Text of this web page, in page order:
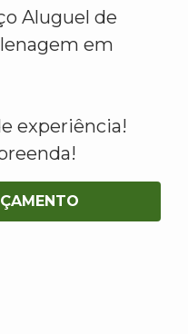
Aluguel de
em
experiência!